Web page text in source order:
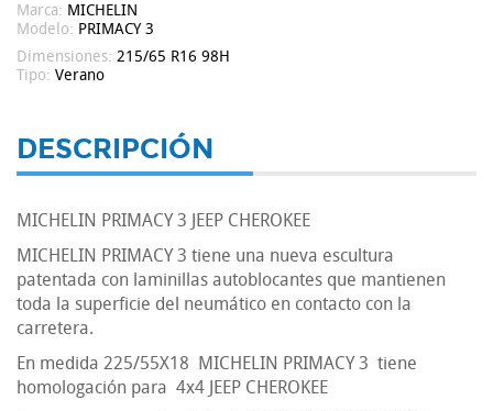
Marca: MICHELIN
Modelo: PRIMACY 3
Dimensiones: 215/65 R16 98H
Tipo: Verano
DESCRIPCIÓN
MICHELIN PRIMACY 3 JEEP CHEROKEE
MICHELIN PRIMACY 3 tiene una nueva escultura
patentada con laminillas autoblocantes que mantienen
toda la superficie del neumático en contacto con la
carretera.
En medida 225/55X18 MICHELIN PRIMACY 3 tiene
homologación para 4x4 JEEP CHEROKEE